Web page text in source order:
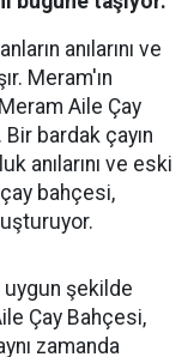
anılarını ve
Meram'ın
Aile Çay
bardak çayın
anılarını ve eski
bahçesi,
uygun şekilde
Çay Bahçesi,
zamanda